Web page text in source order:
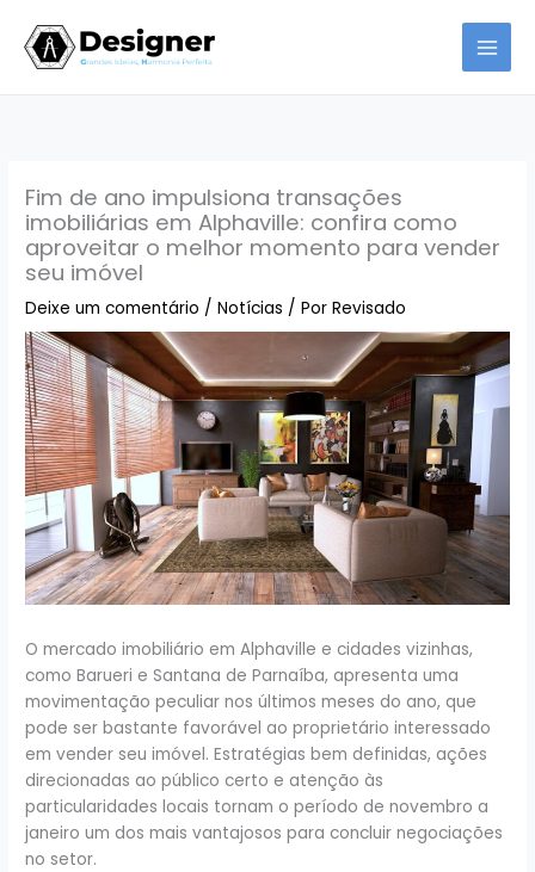
para
Fim de ano impulsiona transações
imobiliárias em Alphaville: confira como
aproveitar o melhor momento para vender
seu imóvel
Deixe um comentário /Notícias / PorRevisado
O mercado imobiliário em Alphaville e cidades vizinhas,
como Barueri e Santana de Parnaíba, apresenta uma
movimentação peculiar nos últimos meses do ano, que
pode ser bastante favorável ao proprietário interessado
em vender seu imóvel. Estratégias bem definidas, ações
direcionadas ao público certo e atenção às
particularidades locais tornam o período de novembro a
janeiro um dos mais vantajosos para concluir negociações
no setor.